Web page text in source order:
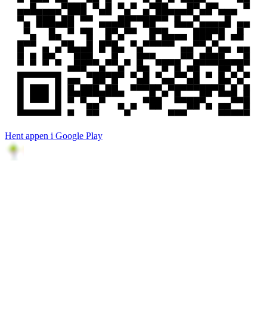
Hent appen i Google Play